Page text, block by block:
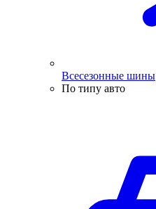
Всесезонные шины
По типу авто